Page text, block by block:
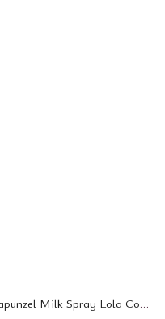
Спрей зволожуючий для волосся Rapunzel Milk Spray Lola Cosmetics, 250 мл (802296)